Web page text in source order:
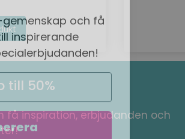
till 50%
få inspiration, erbjudanden och
inspirerande